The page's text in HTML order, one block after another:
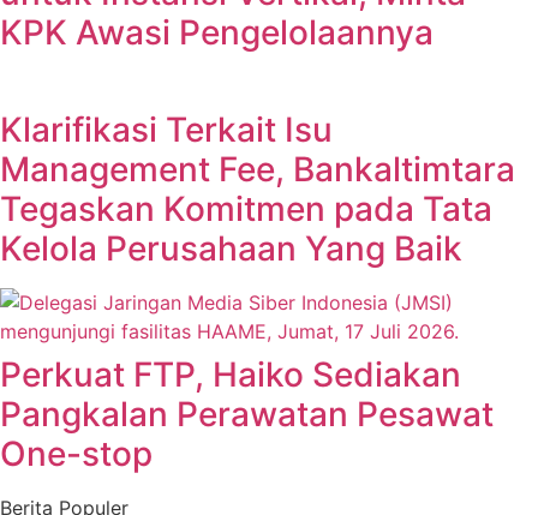
KPK Awasi Pengelolaannya
Klarifikasi Terkait Isu
Management Fee, Bankaltimtara
Tegaskan Komitmen pada Tata
Kelola Perusahaan Yang Baik
Perkuat FTP, Haiko Sediakan
Pangkalan Perawatan Pesawat
One-stop
Berita Populer